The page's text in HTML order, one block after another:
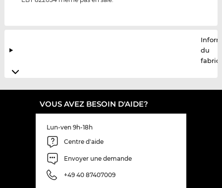
du
VOUS AVEZ BESOIN D'AIDE?
Lun-ven 9h-18h
Centre d'aide
Envoyer une demande
+49 40 87407009